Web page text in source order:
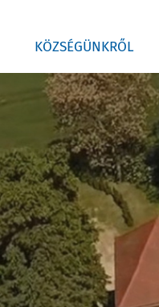
KÖZSÉGÜNKRŐL